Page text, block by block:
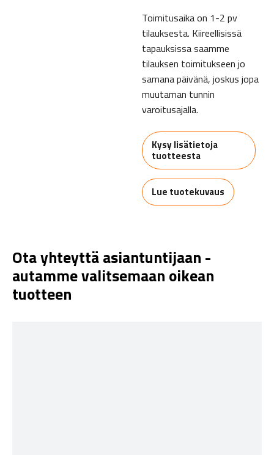
Toimitusaika on 1-2 pv
tilauksesta. Kiireellisissä
tapauksissa saamme
tilauksen toimitukseen jo
samana päivänä, joskus jopa
muutaman tunnin
varoitusajalla.
Kysy lisätietoja
tuotteesta
Lue tuotekuvaus
Ota yhteyttä asiantuntijaan -
autamme valitsemaan oikean
tuotteen